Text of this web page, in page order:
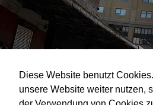
Diese Website benutzt
unsere Website weiter nutzen,